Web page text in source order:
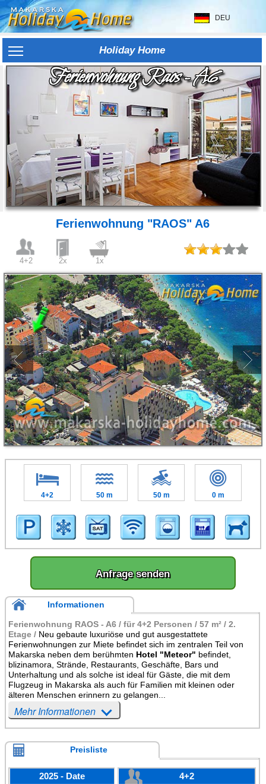
DEU
Holiday Home
Ferienwohnung Raos - A6
Ferienwohnung "RAOS" A6
4+2 2x 1x
4+2 50 m 50 m 0 m
Anfrage senden
Informationen
Ferienwohnung RAOS - A6 / für 4+2 Personen / 57 m² / 2.
Etage / Neu gebaute luxuriöse und gut ausgestattete
Ferienwohnungen zur Miete befindet sich im zentralen Teil von
Makarska neben dem berühmten Hotel "Meteor" befindet,
blizinamora, Strände, Restaurants, Geschäfte, Bars und
Unterhaltung und als solche ist ideal für Gäste, die mit dem
Flugzeug in Makarska als auch für Familien mit kleinen oder
älteren Menschen erinnern zu gelangen...
Mehr Informationen
Preisliste